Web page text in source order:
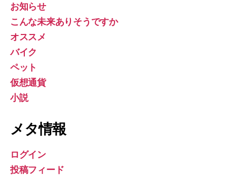
お知らせ
こんな未来ありそうですか
オススメ
バイク
ペット
仮想通貨
小説
メタ情報
ログイン
投稿フィード